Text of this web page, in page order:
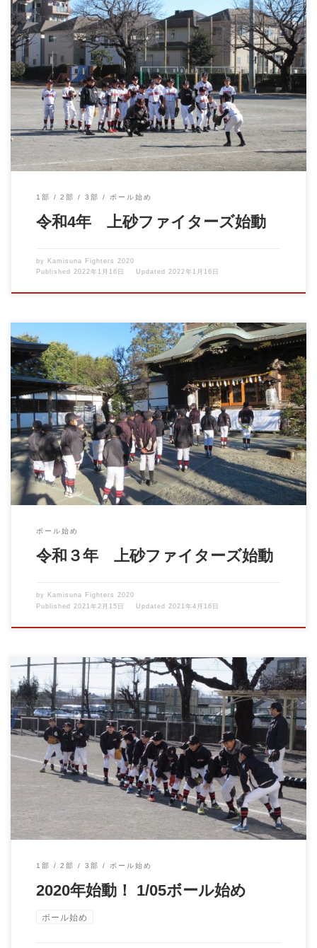
2022年1月8日 ボール始め 阿豆佐味天神社で一年の安全を祈
願。 健康と安全に […]
1部 2部 3部 ボール始め
令和4年 上砂ファイターズ始動
by Kamisuna Fighters 2020
Published 2022年1月16日 Updated 2022年1月16日
2021年1月10日 ボール始め 阿豆佐味天神社で一年の安全を祈願
グランドを清 […]
ボール始め
令和３年 上砂ファイターズ始動
by Kamisuna Fighters 2020
Published
2021年2月15日 Updated 2021年4月16日
2020/01/05 ボール始め 2020年上砂ファイターズ始動 […]
1部 2部 3部 ボール始め
2020年始動！ 1/05ボール始め
ボール始め